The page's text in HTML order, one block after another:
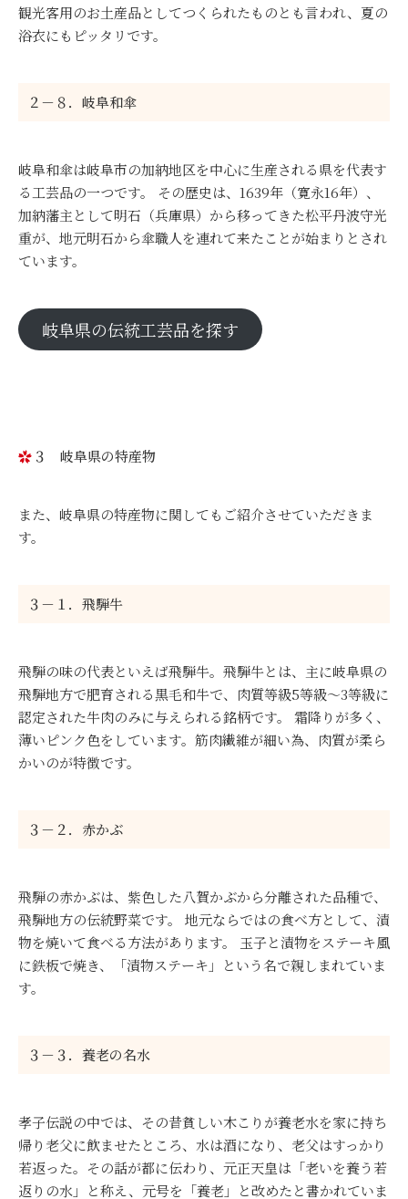
観光客用のお土産品としてつくられたものとも言われ、夏の
浴衣にもピッタリです。
２－８．岐阜和傘
岐阜和傘は岐阜市の加納地区を中心に生産される県を代表す
る工芸品の一つです。 その歴史は、1639年（寛永16年）、
加納藩主として明石（兵庫県）から移ってきた松平丹波守光
重が、地元明石から傘職人を連れて来たことが始まりとされ
ています。
岐阜県の伝統工芸品を探す
３ 岐阜県の特産物
また、岐阜県の特産物に関してもご紹介させていただきま
す。
３－１．飛騨牛
飛騨の味の代表といえば飛騨牛。飛騨牛とは、主に岐阜県の
飛騨地方で肥育される黒毛和牛で、肉質等級5等級～3等級に
認定された牛肉のみに与えられる銘柄です。 霜降りが多く、
薄いピンク色をしています。筋肉繊維が細い為、肉質が柔ら
かいのが特徴です。
３－２．赤かぶ
飛騨の赤かぶは、紫色した八賀かぶから分離された品種で、
飛騨地方の伝統野菜です。 地元ならではの食べ方として、漬
物を焼いて食べる方法があります。 玉子と漬物をステーキ風
に鉄板で焼き、「漬物ステーキ」という名で親しまれていま
す。
３－３．養老の名水
孝子伝説の中では、その昔貧しい木こりが養老水を家に持ち
帰り老父に飲ませたところ、水は酒になり、老父はすっかり
若返った。その話が都に伝わり、元正天皇は「老いを養う若
返りの水」と称え、元号を「養老」と改めたと書かれていま